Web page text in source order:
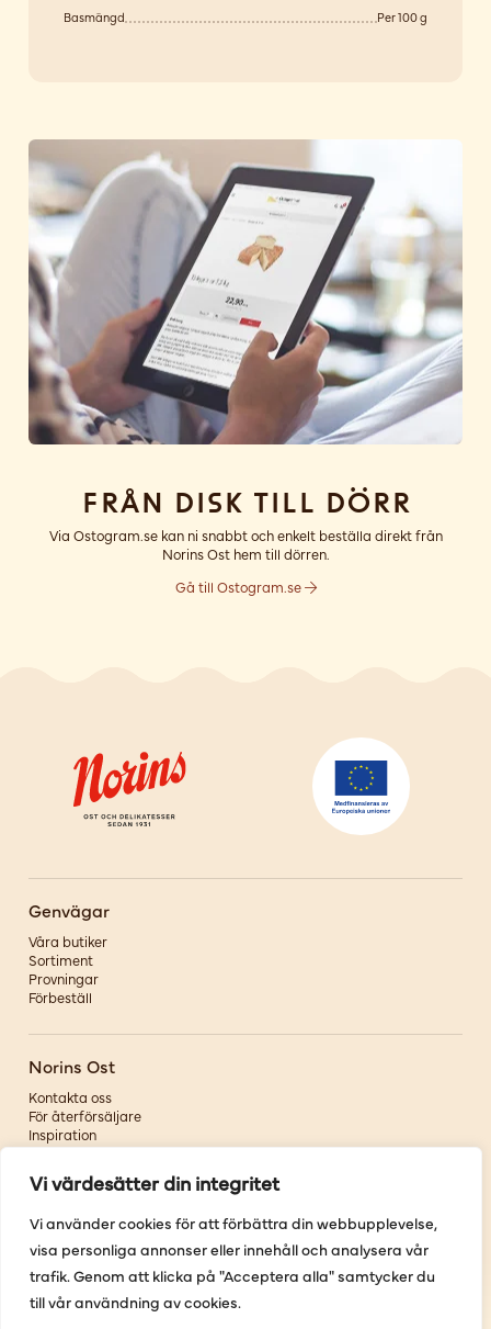
Vi värdesätter din integritet
Vi använder cookies för att förbättra din webbupplevelse,
visa personliga annonser eller innehåll och analysera vår
trafik. Genom att klicka på "Acceptera alla" samtycker du
till vår användning av cookies.
Basmängd Per 100 g
Från disk till dörr
Via Ostogram.se kan ni snabbt och enkelt beställa direkt från
Norins Ost hem till dörren.
Gå till Ostogram.se
Genvägar
Våra butiker
Sortiment
Provningar
Förbeställ
Norins Ost
Kontakta oss
För återförsäljare
Inspiration
Om oss
Följ oss
Facebook
Instagram
Youtube